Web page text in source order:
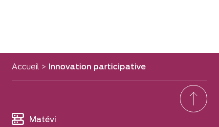
Accueil > Innovation participative
Matévi